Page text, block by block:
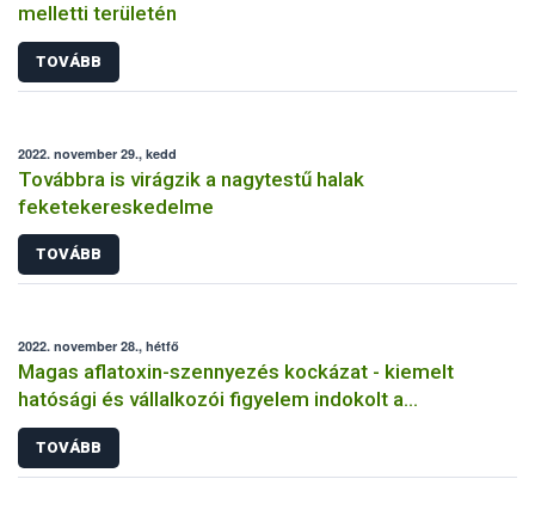
melletti területén
TOVÁBB
2022. november 29., kedd
Továbbra is virágzik a nagytestű halak
feketekereskedelme
TOVÁBB
2022. november 28., hétfő
Magas aflatoxin-szennyezés kockázat - kiemelt
hatósági és vállalkozói figyelem indokolt a
takarmányoknál, tej és tejtermékeknél
TOVÁBB